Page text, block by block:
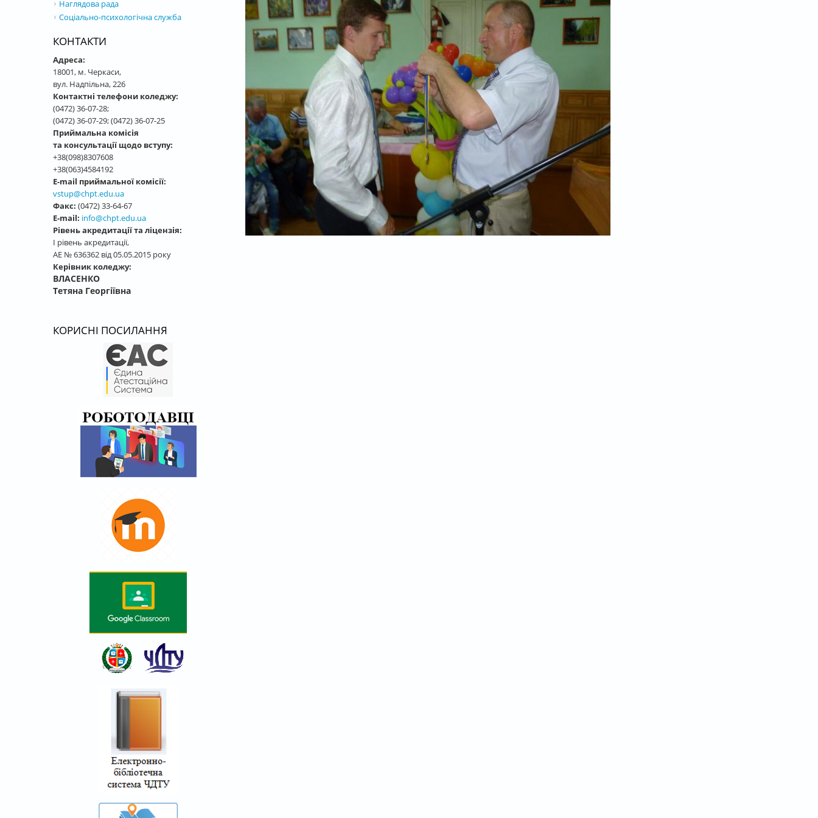
Наглядова рада
Соціально-психологічна служба
КОНТАКТИ
Адреса:
18001, м. Черкаси,
вул. Надпільна, 226
Контактні телефони коледжу:
(0472) 36-07-28;
(0472) 36-07-29; (0472) 36-07-25
Приймальна комісія
та консультації щодо вступу:
+38(098)8307608
+38(063)4584192
E-mail приймальної комісії:
vstup@chpt.edu.ua
Факс: (0472) 33-64-67
E-mail: info@chpt.edu.ua
Рівень акредитації та ліцензія:
І рівень акредитації,
АЕ № 636362 від 05.05.2015 року
Керівник коледжу:
ВЛАСЕНКО
Тетяна Георгіївна
КОРИСНІ ПОСИЛАННЯ